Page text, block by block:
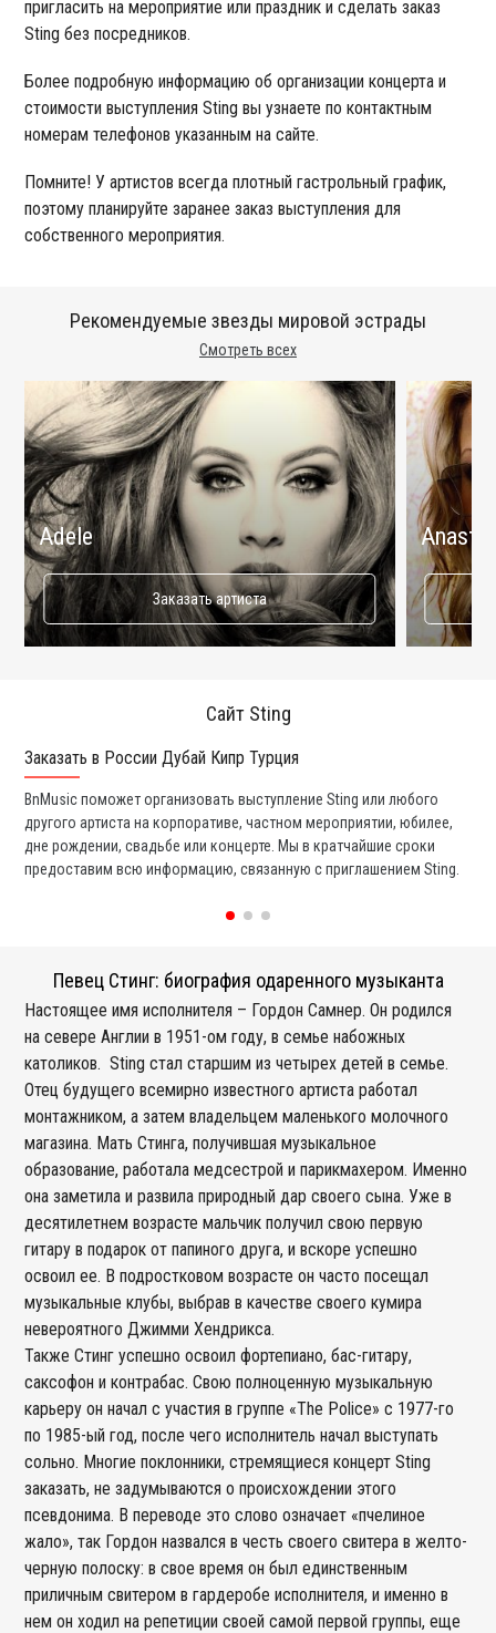
пригласить на мероприятие или праздник и сделать заказ
Sting без посредников.
Более подробную информацию об организации концерта и
стоимости выступления Sting вы узнаете по контактным
номерам телефонов указанным на сайте.
Помните! У артистов всегда плотный гастрольный график,
поэтому планируйте заранее заказ выступления для
собственного мероприятия.
Смотреть всех
Рекомендуемые звезды мировой эстрады
Adele
Заказать артиста
Сайт Sting
Заказать в России Дубай Кипр Турция
BnMusic поможет организовать выступление Sting или любого
другого артиста на корпоративе, частном мероприятии, юбилее,
дне рождении, свадьбе или концерте. Мы в кратчайшие сроки
предоставим всю информацию, связанную с приглашением Sting.
Певец Стинг: биография одаренного музыканта
Настоящее имя исполнителя – Гордон Самнер. Он родился
на севере Англии в 1951-ом году, в семье набожных
католиков. Sting стал старшим из четырех детей в семье.
Отец будущего всемирно известного артиста работал
монтажником, а затем владельцем маленького молочного
магазина. Мать Стинга, получившая музыкальное
образование, работала медсестрой и парикмахером. Именно
она заметила и развила природный дар своего сына. Уже в
десятилетнем возрасте мальчик получил свою первую
гитару в подарок от папиного друга, и вскоре успешно
освоил ее. В подростковом возрасте он часто посещал
музыкальные клубы, выбрав в качестве своего кумира
невероятного Джимми Хендрикса.
Также Стинг успешно освоил фортепиано, бас-гитару,
саксофон и контрабас. Свою полноценную музыкальную
карьеру он начал с участия в группе «The Police» с 1977-го
по 1985-ый год, после чего исполнитель начал выступать
сольно. Многие поклонники, стремящиеся концерт Sting
заказать, не задумываются о происхождении этого
псевдонима. В переводе это слово означает «пчелиное
жало», так Гордон назвался в честь своего свитера в желто-
черную полоску: в свое время он был единственным
приличным свитером в гардеробе исполнителя, и именно в
нем он ходил на репетиции своей самой первой группы, еще